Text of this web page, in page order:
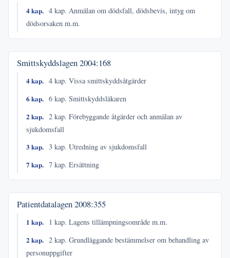
4 kap. 4 kap. Anmälan om dödsfall, dödsbevis, intyg om
dödsorsaken m.m.
Smittskyddslagen2004:168
4 kap. 4 kap. Vissa smittskyddsåtgärder
6 kap. 6 kap. Smittskyddsläkaren
2 kap. 2 kap. Förebyggande åtgärder och anmälan av
sjukdomsfall
3 kap. 3 kap. Utredning av sjukdomsfall
7 kap. 7 kap. Ersättning
Patientdatalagen2008:355
1 kap.
1 kap. Lagens tillämpningsområde m.m.
2 kap. 2 kap. Grundläggande bestämmelser om behandling av
personuppgifter